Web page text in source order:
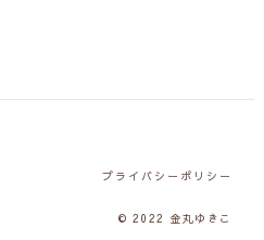
プライバシーポリシー
© 2022 金丸ゆきこ